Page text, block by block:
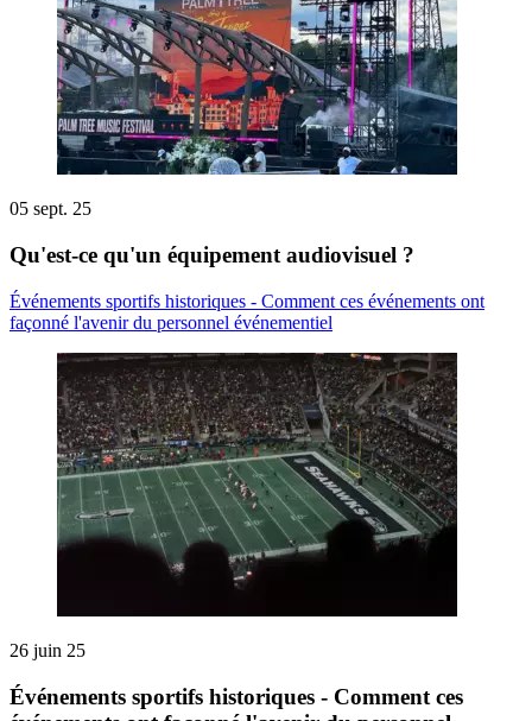
05 sept. 25
Qu'est-ce qu'un équipement audiovisuel ?
Événements sportifs historiques - Comment ces événements ont
façonné l'avenir du personnel événementiel
26 juin 25
Événements sportifs historiques - Comment ces